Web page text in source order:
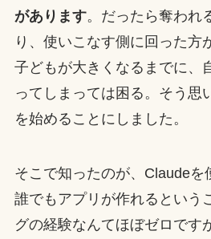
があります。だったら奪われ
り、使いこなす側に回った方
子どもが大きくなるまでに、
ってしまっては困る。そう思
を始めることにしました。
そこで知ったのが、Claudeを
誰でもアプリが作れるという
グの経験なんてほぼゼロです